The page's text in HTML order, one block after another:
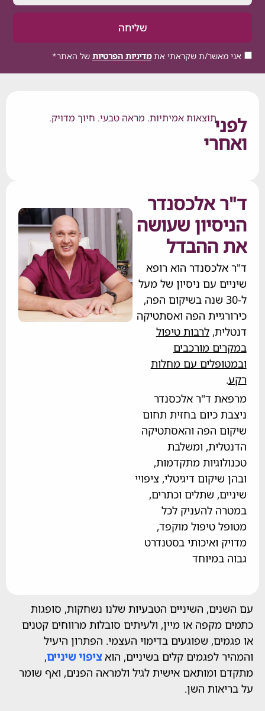
ת שקראתי אתמדיניות הפרטיותשל האתר*
תוצאות אמיתיות. מראה טבעי. חיוך מדויק.
אלכסנדר
שעושה
הוא רופא
עם ניסיון של מעל
30 שנה בשיקום הפה,
הפה ואסתטיקה
לרבות טיפול
מורכבים
עם מחלות
ד"ר אלכסנדר
כיום בחזית תחום
הפה והאסתטיקה
ומשלבת
מתקדמות,
דיגיטלי, ציפויי
שתלים וכתרים,
להעניק לכל
טיפול מוקפד,
ואיכותי בסטנדרט
השיניים הטבעיות שלנו נשחקות, סופגות
או מיין, ולעיתים סובלות מרווחים קטנים
שפוגעים בדימוי העצמי. הפתרון היעיל
לפגמים קלים בשיניים, הואציפוי שיניים,
אישית לגיל ולמראה הפנים, ואף שומר
השן.